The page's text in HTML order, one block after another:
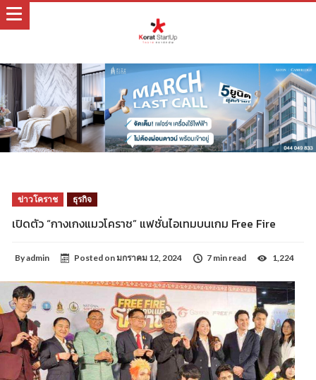
ข่าวโคราช ธุรกิจ
เปิดตัว “กางเกงแมวโคราช” แฟชั่นไอเทมบนเกม Free Fire
Byadmin Posted onมกราคม 12, 2024 7 min read 1,224